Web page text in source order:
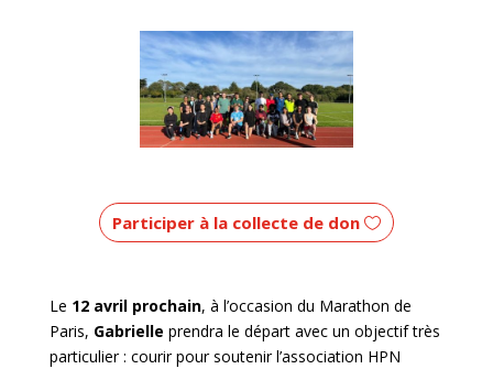
Participer à la collecte de don
Le 12 avril prochain, à l’occasion du Marathon de
Paris, Gabrielle prendra le départ avec un objectif très
particulier : courir pour soutenir l’association HPN